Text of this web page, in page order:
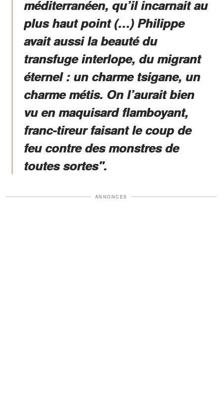
méditerranéen, qu’il incarnait au
plus haut point (…) Philippe
avait aussi la beauté du
transfuge interlope, du migrant
éternel : un charme tsigane, un
charme métis. On l’aurait bien
vu en maquisard flamboyant,
franc-tireur faisant le coup de
feu contre des monstres de
toutes sortes".
ANNONCES